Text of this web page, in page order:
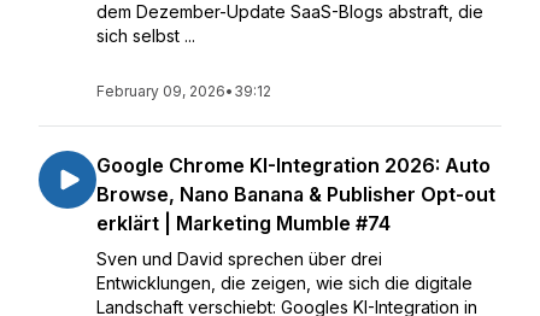
dem Dezember-Update SaaS-Blogs abstraft, die
sich selbst ...
February 09, 2026• 39:12
Google Chrome KI-Integration 2026: Auto
Browse, Nano Banana & Publisher Opt-out
erklärt | Marketing Mumble #74
Sven und David sprechen über drei
Entwicklungen, die zeigen, wie sich die digitale
Landschaft verschiebt: Googles KI-Integration in